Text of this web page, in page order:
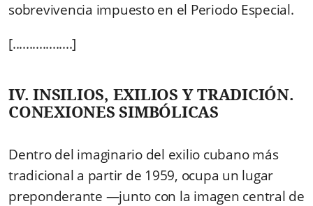
sobrevivencia impuesto en el Periodo Especial.
[..................]
IV. INSILIOS, EXILIOS Y TRADICIÓN.
CONEXIONES SIMBÓLICAS
Dentro del imaginario del exilio cubano más
tradicional a partir de 1959, ocupa un lugar
preponderante —junto con la imagen central de